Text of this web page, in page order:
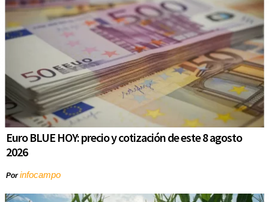
Euro BLUE HOY: precio y cotización de este 8 agosto
2026
Porinfocampo